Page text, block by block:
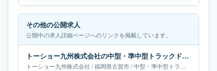
その他の公開求人
公開中の求人詳細ページへのリンクを掲載しています。
トーショー九州株式会社の中型・準中型トラックドライバー求人｜福岡県古賀市｜月給27万円
トーショー九州株式会社 /福岡県古賀市/中型・準中型トラックドライバー